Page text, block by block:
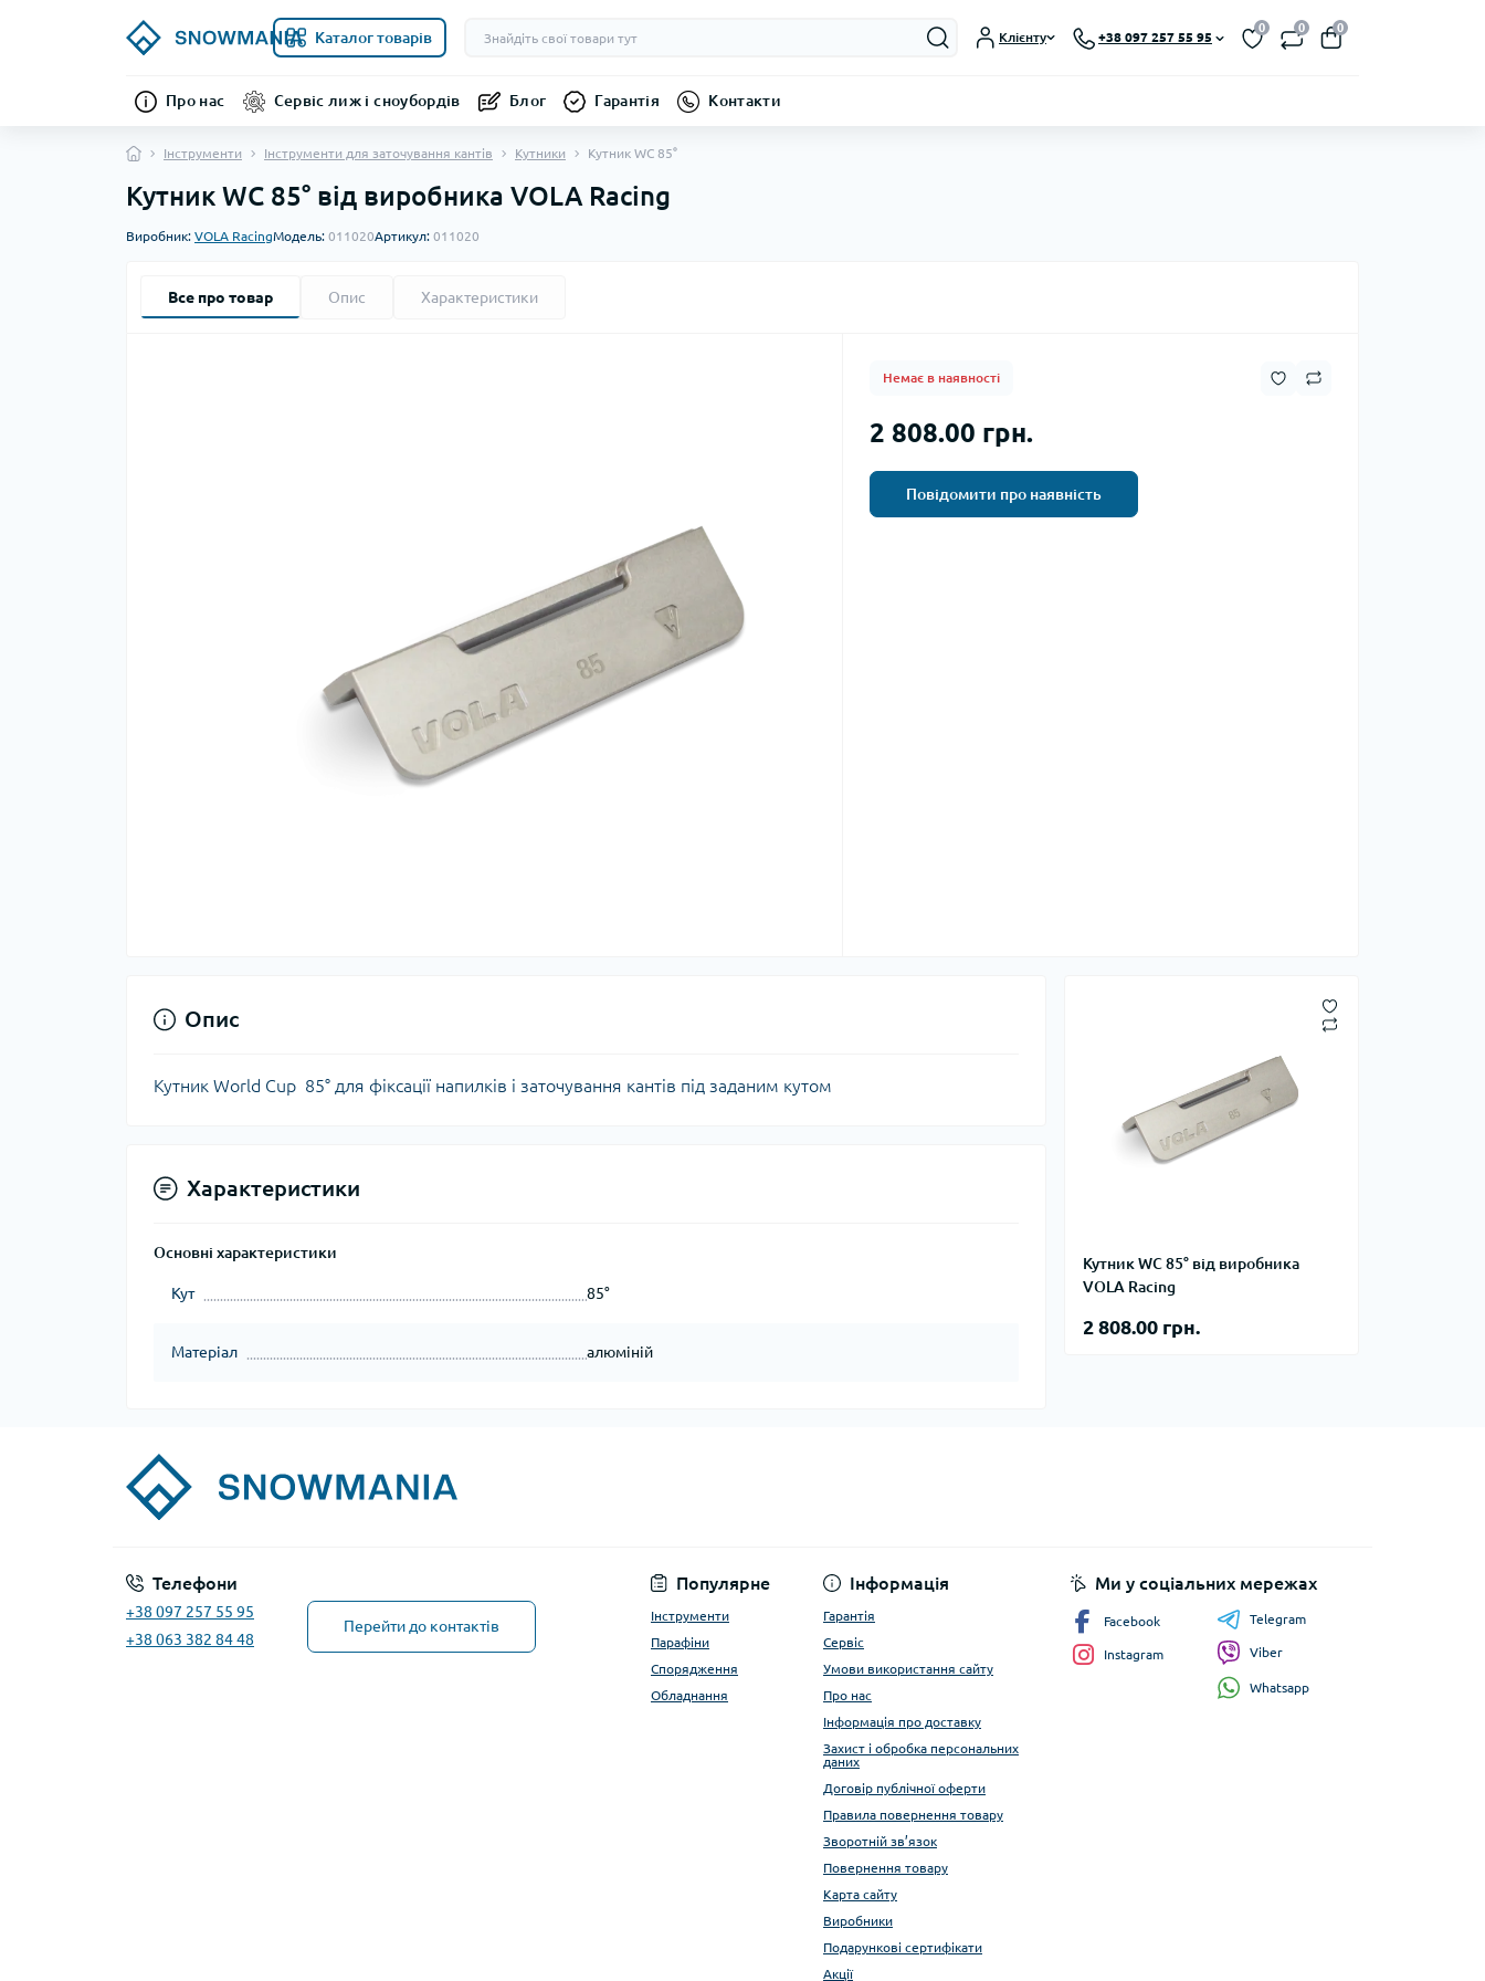
Каталог товарів Клієнту +38 097 257 55 95
0 0 0
Про нас Сервіс лиж і сноубордів Блог Гарантія Контакти
Інструменти Інструменти для заточування кантів Кутники Кутник WC 85°
Кутник WC 85° від виробника VOLA Racing
Виробник: VOLA RacingМодель: 011020Артикул: 011020
Все про товар Опис Характеристики
Немає в наявності
2 808.00 грн.
Повідомити про наявність
Кутник WC 85° від виробника
VOLA Racing
2 808.00 грн.
Опис
Кутник World Cup 85° для фіксації напилків і заточування кантів під заданим кутом
Характеристики
Основні характеристики
Кут 85°
Матеріал алюміній
Телефони
+38 097 257 55 95
+38 063 382 84 48
Перейти до контактів
Популярне
Інструменти
Парафіни
Спорядження
Обладнання
Інформація
Гарантія
Сервіс
Умови використання сайту
Про нас
Інформація про доставку
Захист і обробка персональних
даних
Договір публічної оферти
Правила повернення товару
Зворотній зв’язок
Повернення товару
Карта сайту
Виробники
Подарункові сертифікати
Акції
Ми у соціальних мережах
Facebook
Instagram
Telegram
Viber
Whatsapp